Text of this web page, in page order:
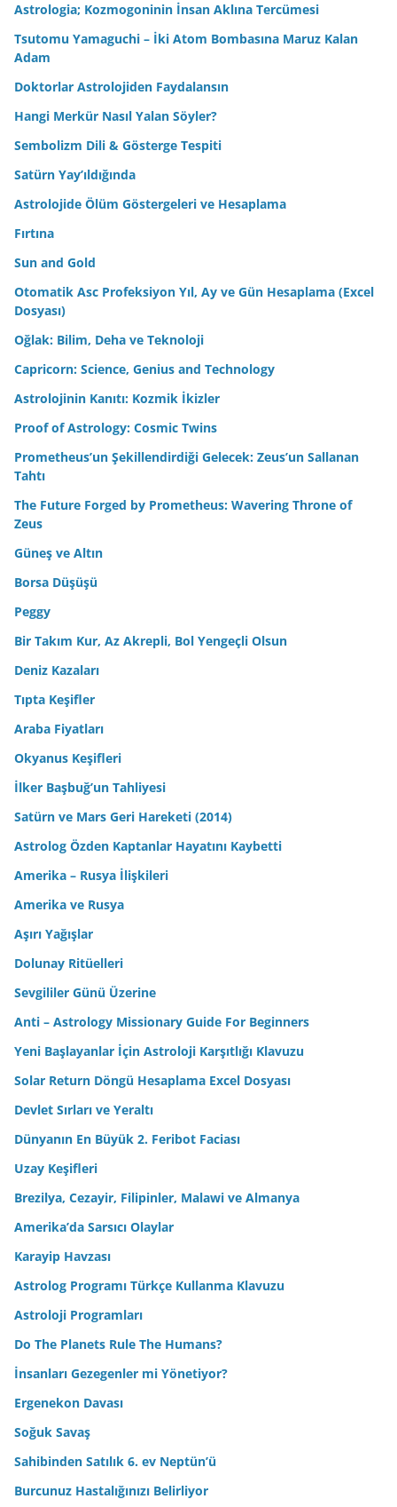
Astrologia; Kozmogoninin İnsan Aklına Tercümesi
Tsutomu Yamaguchi – İki Atom Bombasına Maruz Kalan
Adam
Doktorlar Astrolojiden Faydalansın
Hangi Merkür Nasıl Yalan Söyler?
Sembolizm Dili & Gösterge Tespiti
Satürn Yay’ıldığında
Astrolojide Ölüm Göstergeleri ve Hesaplama
Fırtına
Sun and Gold
Otomatik Asc Profeksiyon Yıl, Ay ve Gün Hesaplama (Excel
Dosyası)
Oğlak: Bilim, Deha ve Teknoloji
Capricorn: Science, Genius and Technology
Astrolojinin Kanıtı: Kozmik İkizler
Proof of Astrology: Cosmic Twins
Prometheus’un Şekillendirdiği Gelecek: Zeus’un Sallanan
Tahtı
The Future Forged by Prometheus: Wavering Throne of
Zeus
Güneş ve Altın
Borsa Düşüşü
Peggy
Bir Takım Kur, Az Akrepli, Bol Yengeçli Olsun
Deniz Kazaları
Tıpta Keşifler
Araba Fiyatları
Okyanus Keşifleri
İlker Başbuğ’un Tahliyesi
Satürn ve Mars Geri Hareketi (2014)
Astrolog Özden Kaptanlar Hayatını Kaybetti
Amerika – Rusya İlişkileri
Amerika ve Rusya
Aşırı Yağışlar
Dolunay Ritüelleri
Sevgililer Günü Üzerine
Anti – Astrology Missionary Guide For Beginners
Yeni Başlayanlar İçin Astroloji Karşıtlığı Klavuzu
Solar Return Döngü Hesaplama Excel Dosyası
Devlet Sırları ve Yeraltı
Dünyanın En Büyük 2. Feribot Faciası
Uzay Keşifleri
Brezilya, Cezayir, Filipinler, Malawi ve Almanya
Amerika’da Sarsıcı Olaylar
Karayip Havzası
Astrolog Programı Türkçe Kullanma Klavuzu
Astroloji Programları
Do The Planets Rule The Humans?
İnsanları Gezegenler mi Yönetiyor?
Ergenekon Davası
Soğuk Savaş
Sahibinden Satılık 6. ev Neptün’ü
Burcunuz Hastalığınızı Belirliyor